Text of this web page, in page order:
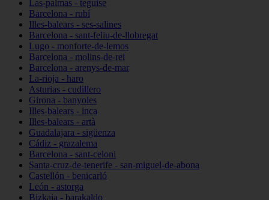
Las-palmas - teguise
Barcelona - rubí
Illes-balears - ses-salines
Barcelona - sant-feliu-de-llobregat
Lugo - monforte-de-lemos
Barcelona - molins-de-rei
Barcelona - arenys-de-mar
La-rioja - haro
Asturias - cudillero
Girona - banyoles
Illes-balears - inca
Illes-balears - artà
Guadalajara - sigüenza
Cádiz - grazalema
Barcelona - sant-celoni
Santa-cruz-de-tenerife - san-miguel-de-abona
Castellón - benicarló
León - astorga
Bizkaia - barakaldo